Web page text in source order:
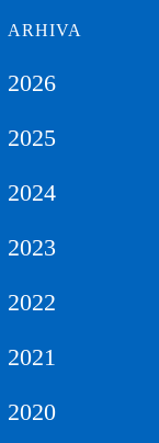
ARHIVA
2026
2025
2024
2023
2022
2021
2020